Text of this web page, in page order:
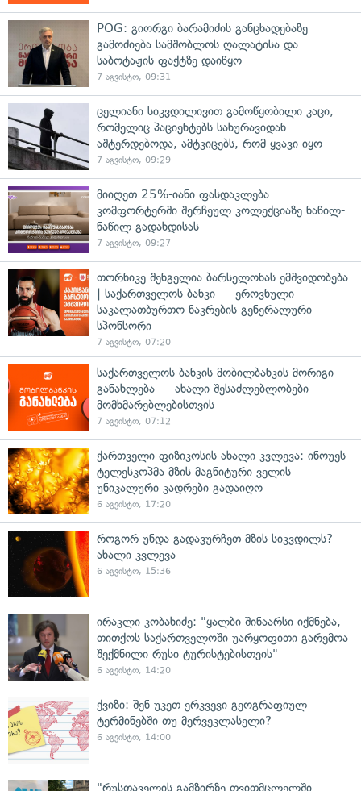
POG: გიორგი ბარამიძის განცხადებაზე
გამოძიება სამშობლოს ღალატისა და
საბოტაჟის ფაქტზე დაიწყო
7 აგვისტო, 09:31
ცელიანი სიკვდილივით გამოწყობილი კაცი,
რომელიც პაციენტებს სახურავიდან
აშტერდებოდა, ამტკიცებს, რომ ყვავი იყო
7 აგვისტო, 09:29
მიიღეთ 25%-იანი ფასდაკლება
კომფორტერში შერჩეულ კოლექციაზე ნაწილ-
ნაწილ გადახდისას
7 აგვისტო, 09:27
თორნიკე შენგელია ბარსელონას ემშვიდობება
| საქართველოს ბანკი — ეროვნული
საკალათბურთო ნაკრების გენერალური
სპონსორი
7 აგვისტო, 07:20
საქართველოს ბანკის მობილბანკის მორიგი
განახლება — ახალი შესაძლებლობები
მომხმარებლებისთვის
7 აგვისტო, 07:12
ქართველი ფიზიკოსის ახალი კვლევა: ინოუეს
ტელესკოპმა მზის მაგნიტური ველის
უნიკალური კადრები გადაიღო
6 აგვისტო, 17:20
როგორ უნდა გადავურჩეთ მზის სიკვდილს? —
ახალი კვლევა
6 აგვისტო, 15:36
ირაკლი კობახიძე: "ყალბი შინაარსი იქმნება,
თითქოს საქართველოში უარყოფითი გარემოა
შექმნილი რუსი ტურისტებისთვის"
6 აგვისტო, 14:20
ქვიზი: შენ უკეთ ერკვევი გეოგრაფიულ
ტერმინებში თუ მერვეკლასელი?
6 აგვისტო, 14:00
"რუსთაველის გამზირზე თვითმცლელში